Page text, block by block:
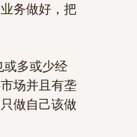
务做好，把
或多或少经
场并且有垄
做自己该做